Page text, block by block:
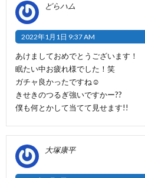
どらハム
2022年1月1日 9:37 AM
あけましておめでとうございます！
眠たい中お疲れ様でした！笑
ガチャ良かったですね☺️
きせきのつるぎ強いですかー??
僕も何とかして当てて見せます!!
大塚康平